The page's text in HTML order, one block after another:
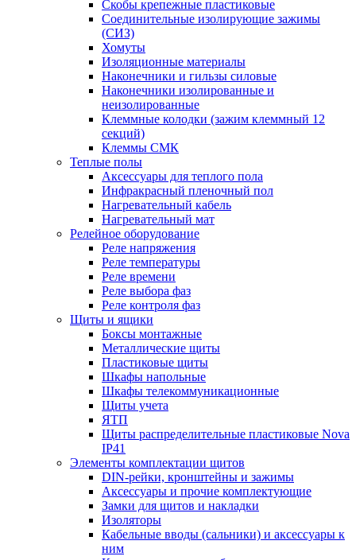
Скобы крепежные пластиковые
Соединительные изолирующие зажимы
(СИЗ)
Хомуты
Изоляционные материалы
Наконечники и гильзы силовые
Наконечники изолированные и
неизолированные
Клеммные колодки (зажим клеммный 12
секций)
Клеммы СМК
Теплые полы
Аксессуары для теплого пола
Инфракрасный пленочный пол
Нагревательный кабель
Нагревательный мат
Релейное оборудование
Реле напряжения
Реле температуры
Реле времени
Реле выбора фаз
Реле контроля фаз
Щиты и ящики
Боксы монтажные
Металлические щиты
Пластиковые щиты
Шкафы напольные
Шкафы телекоммуникационные
Щиты учета
ЯТП
Щиты распределительные пластиковые Nova
IP41
Элементы комплектации щитов
DIN-рейки, кронштейны и зажимы
Аксессуары и прочие комплектующие
Замки для щитов и накладки
Изоляторы
Кабельные вводы (сальники) и аксессуары к
ним